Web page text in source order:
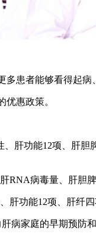
患者能够看得起病
惠政策。
肝功能12项、肝
RNA病毒量、肝胆
肝功能12项、肝纤
庭的早期预防